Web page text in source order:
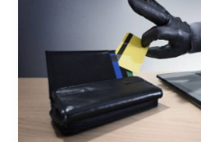
en
sus
móviles.